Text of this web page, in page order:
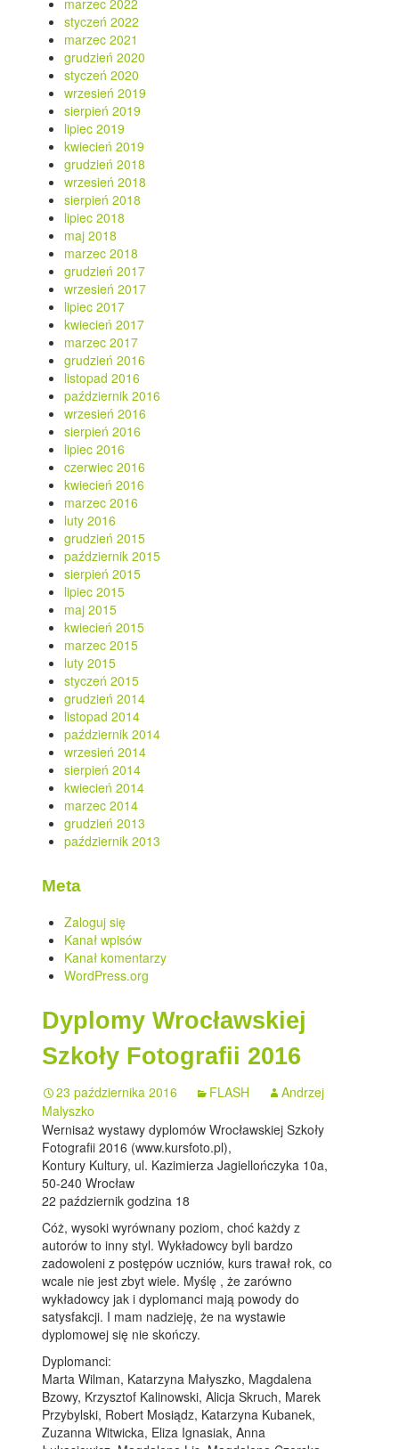
marzec 2022
styczeń 2022
marzec 2021
grudzień 2020
styczeń 2020
wrzesień 2019
sierpień 2019
lipiec 2019
kwiecień 2019
grudzień 2018
wrzesień 2018
sierpień 2018
lipiec 2018
maj 2018
marzec 2018
grudzień 2017
wrzesień 2017
lipiec 2017
kwiecień 2017
marzec 2017
grudzień 2016
listopad 2016
październik 2016
wrzesień 2016
sierpień 2016
lipiec 2016
czerwiec 2016
kwiecień 2016
marzec 2016
luty 2016
grudzień 2015
październik 2015
sierpień 2015
lipiec 2015
maj 2015
kwiecień 2015
marzec 2015
luty 2015
styczeń 2015
grudzień 2014
listopad 2014
październik 2014
wrzesień 2014
sierpień 2014
kwiecień 2014
marzec 2014
grudzień 2013
październik 2013
Meta
Zaloguj się
Kanał wpisów
Kanał komentarzy
WordPress.org
Dyplomy Wrocławskiej
Szkoły Fotografii 2016
23 października 2016 FLASH
Andrzej
Malyszko
Wernisaż wystawy dyplomów Wrocławskiej Szkoły
Fotografii 2016 (www.kursfoto.pl),
Kontury Kultury, ul. Kazimierza Jagiellończyka 10a,
50-240 Wrocław
22 październik godzina 18
Cóż, wysoki wyrównany poziom, choć każdy z
autorów to inny styl. Wykładowcy byli bardzo
zadowoleni z postępów uczniów, kurs trawał rok, co
wcale nie jest zbyt wiele. Myślę , że zarówno
wykładowcy jak i dyplomanci mają powody do
satysfakcji. I mam nadzieję, że na wystawie
dyplomowej się nie skończy.
Dyplomanci:
Marta Wilman, Katarzyna Małyszko, Magdalena
Bzowy, Krzysztof Kalinowski, Alicja Skruch, Marek
Przybylski, Robert Mosiądz, Katarzyna Kubanek,
Zuzanna Witwicka, Eliza Ignasiak, Anna